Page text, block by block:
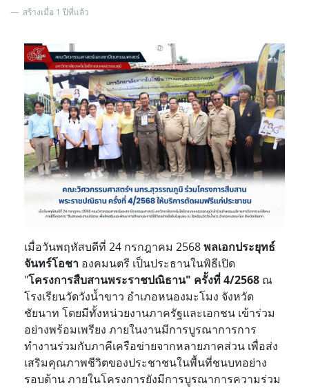
สร้างเมื่อ 1 ปีที่แล้ว
เมื่อวันพฤหัสบดีที่ 24 กรกฎาคม 2568พลเอกประยุทธ์
จันทร์โอชา องคมนตรี เป็นประธานในพิธีเปิด
"โครงการสืบสานพระราชปณิธาน" ครั้งที่ 4/2568 ณ
โรงเรียนวัดวังน้ำขาว อำเภอหนองมะโมง จังหวัด
ชัยนาท โดยมีทั้งหน่วยงานภาครัฐและเอกชน เข้าร่วม
อย่างพร้อมเพรียง ภายในงานมีการบูรณาการการ
ทำงานร่วมกับภาคีเครือข่ายจากหลายภาคส่วน เพื่อส่ง
เสริมคุณภาพชีวิตของประชาชนในพื้นที่ชนบทอย่าง
รอบด้าน ภายในโครงการยังมีการบูรณาการความร่วม